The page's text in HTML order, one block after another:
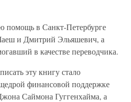
помощь в Санкт-Петербурге
и Дмитрий Эльяшевич, а
в качестве переводчика.
эту книгу стало
финансовой поддержке
Саймона Гуггенхайма, а